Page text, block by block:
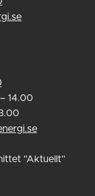
14.00
”Aktuellt”